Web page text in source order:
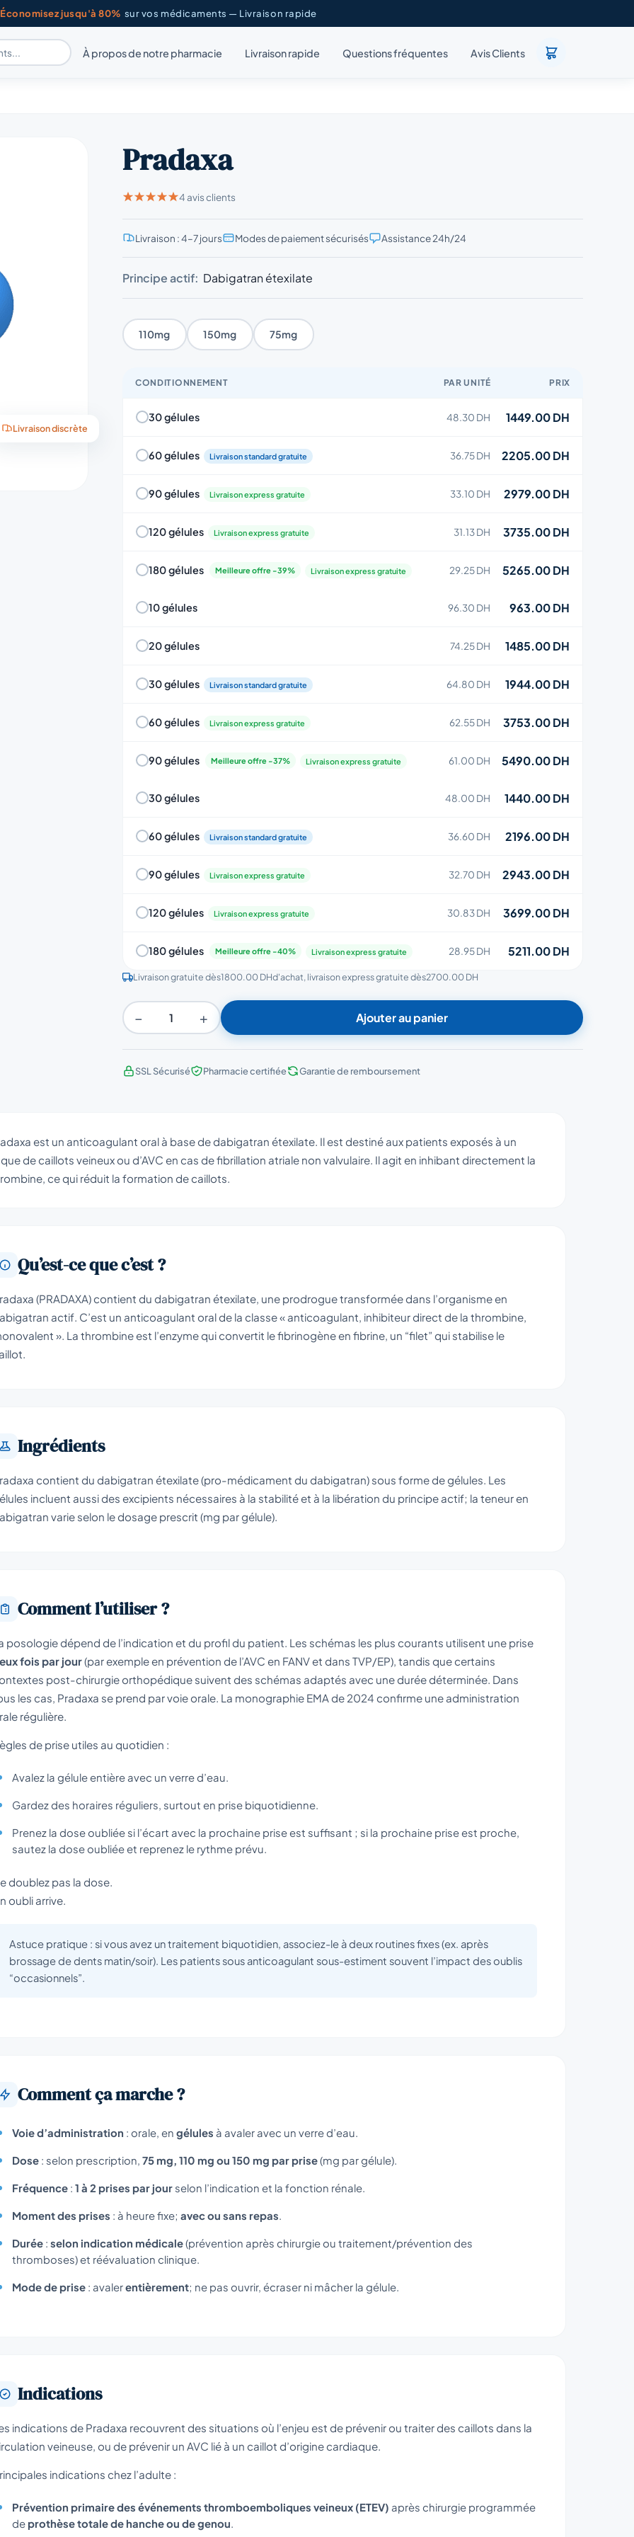
Économisez jusqu'à 80% sur vos médicaments — Livraison rapide
À propos de notre pharmacie Livraison rapide Questions fréquentes Avis Clients
Livraison discrète
Pradaxa
4 avis clients
Livraison : 4–7 jours Modes de paiement sécurisés Assistance 24h/24
Principe actif: Dabigatran étexilate
110mg 150mg 75mg
CONDITIONNEMENT PAR UNITÉ PRIX
30 gélules 48.30 DH 1449.00 DH
60 gélules Livraison standard gratuite 36.75 DH 2205.00 DH
90 gélules Livraison express gratuite 33.10 DH 2979.00 DH
120 gélules Livraison express gratuite 31.13 DH 3735.00 DH
180 gélules Meilleure offre -39% Livraison express gratuite 29.25 DH 5265.00 DH
10 gélules 96.30 DH 963.00 DH
20 gélules 74.25 DH 1485.00 DH
30 gélules Livraison standard gratuite 64.80 DH 1944.00 DH
60 gélules Livraison express gratuite 62.55 DH 3753.00 DH
90 gélules Meilleure offre -37% Livraison express gratuite 61.00 DH 5490.00 DH
30 gélules 48.00 DH 1440.00 DH
60 gélules Livraison standard gratuite 36.60 DH 2196.00 DH
90 gélules Livraison express gratuite 32.70 DH 2943.00 DH
120 gélules Livraison express gratuite 30.83 DH 3699.00 DH
180 gélules Meilleure offre -40% Livraison express gratuite 28.95 DH 5211.00 DH
Livraison gratuite dès1800.00 DHd'achat, livraison express gratuite dès2700.00 DH
− + Ajouter au panier
SSL Sécurisé Pharmacie certifiée Garantie de remboursement
est un anticoagulant oral à base de dabigatran étexilate. Il est destiné aux patients exposés à un
de caillots veineux ou d’AVC en cas de fibrillation atriale non valvulaire. Il agit en inhibant directement la
ce qui réduit la formation de caillots.
Qu’est-ce que c’est ?
(PRADAXA) contient du dabigatran étexilate, une prodrogue transformée dans l’organisme en
actif. C’est un anticoagulant oral de la classe « anticoagulant, inhibiteur direct de la thrombine,
». La thrombine est l’enzyme qui convertit le fibrinogène en fibrine, un “filet” qui stabilise le
Ingrédients
contient du dabigatran étexilate (pro-médicament du dabigatran) sous forme de gélules. Les
incluent aussi des excipients nécessaires à la stabilité et à la libération du principe actif; la teneur en
varie selon le dosage prescrit (mg par gélule).
Comment l’utiliser ?
posologie dépend de l’indication et du profil du patient. Les schémas les plus courants utilisent une prise
fois par jour(par exemple en prévention de l’AVC en FANV et dans TVP/EP), tandis que certains
post-chirurgie orthopédique suivent des schémas adaptés avec une durée déterminée. Dans
les cas, Pradaxa se prend par voie orale. La monographie EMA de 2024 confirme une administration
régulière.
de prise utiles au quotidien :
Avalez la gélule entière avec un verre d’eau.
Gardez des horaires réguliers, surtout en prise biquotidienne.
Prenez la dose oubliée si l’écart avec la prochaine prise est suffisant ; si la prochaine prise est proche,
sautez la dose oubliée et reprenez le rythme prévu.
doublez pas la dose.
oubli arrive.
Astuce pratique : si vous avez un traitement biquotidien, associez-le à deux routines fixes (ex. après
brossage de dents matin/soir). Les patients sous anticoagulant sous-estiment souvent l’impact des oublis
“occasionnels”.
Comment ça marche ?
Voie d’administration : orale, en gélules à avaler avec un verre d’eau.
Dose : selon prescription, 75 mg, 110 mg ou 150 mg par prise(mg par gélule).
Fréquence : 1 à 2 prises par jour selon l’indication et la fonction rénale.
Moment des prises : à heure fixe; avec ou sans repas
Durée : selon indication médicale(prévention après chirurgie ou traitement/prévention des
thromboses) et réévaluation clinique.
Mode de prise : avalerentièrement; ne pas ouvrir, écraser ni mâcher la gélule.
Indications
indications de Pradaxa recouvrent des situations où l’enjeu est de prévenir ou traiter des caillots dans la
veineuse, ou de prévenir un AVC lié à un caillot d’origine cardiaque.
indications chez l’adulte :
Prévention primaire des événements thromboemboliques veineux (ETEV) après chirurgie programmée
de prothèse totale de hanche ou de genou